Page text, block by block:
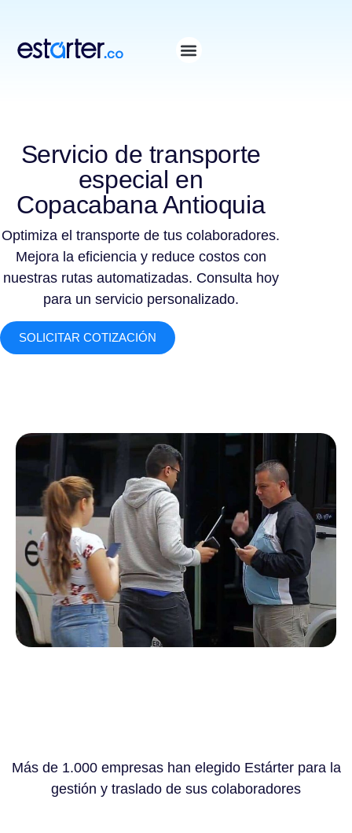
Servicio de transporte
especial en
Copacabana Antioquia
Optimiza el transporte de tus colaboradores.
Mejora la eficiencia y reduce costos con
nuestras rutas automatizadas. Consulta hoy
para un servicio personalizado.
SOLICITAR COTIZACIÓN
Más de 1.000 empresas han elegido Estárter para la
gestión y traslado de sus colaboradores